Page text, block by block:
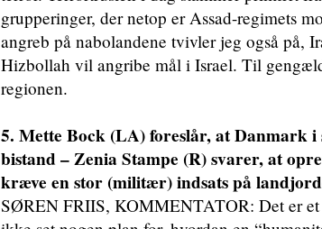
grupperinger, der netop er Assad-regimets
angreb på nabolandene tvivler jeg også på,
Hizbollah vil angribe mål i Israel. Til
regionen.
5. Mette Bock (LA) foreslår, at Danmark
bistand – Zenia Stampe (R) svarer, at
kræve en stor (militær) indsats på
SØREN FRIIS, KOMMENTATOR: Det er et